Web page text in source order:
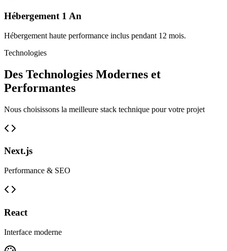
Hébergement 1 An
Hébergement haute performance inclus pendant 12 mois.
Technologies
Des Technologies Modernes et
Performantes
Nous choisissons la meilleure stack technique pour votre projet
Next.js
Performance & SEO
React
Interface moderne